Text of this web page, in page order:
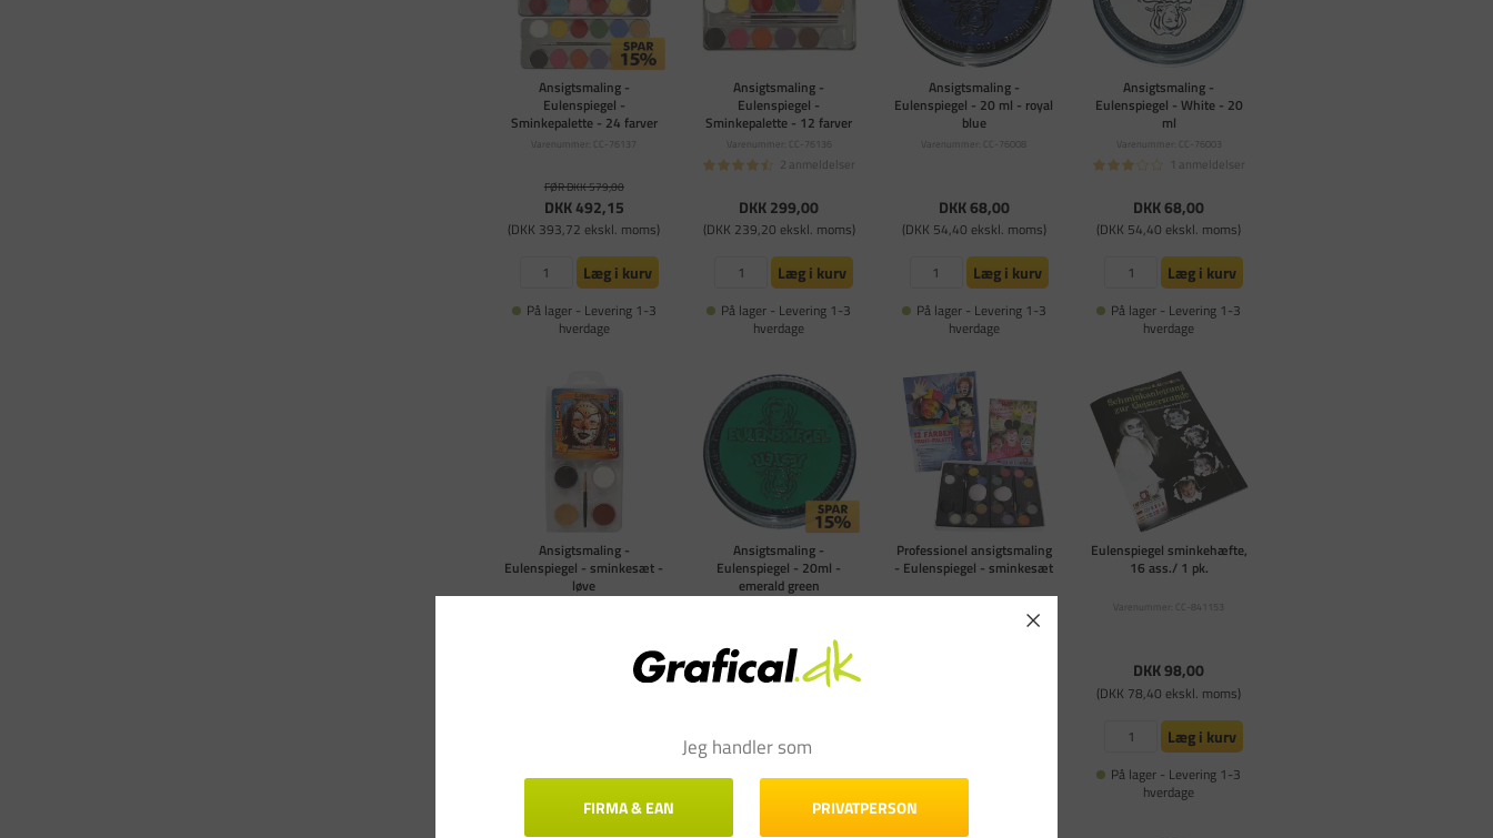
Ansigtsmaling -
Eulenspiegel -
Sminkepalette - 24 farver
Varenummer: CC-76137
FØR DKK 579,00
DKK 492,15
(DKK 393,72 ekskl. moms)
Læg i kurv
På lager - Levering 1-3
hverdage
Ansigtsmaling -
Eulenspiegel -
Sminkepalette - 12 farver
Varenummer: CC-76136
2 anmeldelser
DKK 299,00
(DKK 239,20 ekskl. moms)
Læg i kurv
På lager - Levering 1-3
hverdage
Ansigtsmaling -
Eulenspiegel - 20 ml - royal
blue
Varenummer: CC-76008
DKK 68,00
(DKK 54,40 ekskl. moms)
Læg i kurv
På lager - Levering 1-3
hverdage
Ansigtsmaling -
Eulenspiegel - White - 20
ml
Varenummer: CC-76003
1 anmeldelser
DKK 68,00
(DKK 54,40 ekskl. moms)
Læg i kurv
På lager - Levering 1-3
hverdage
Ansigtsmaling -
Eulenspiegel - sminkesæt -
løve
På lager - Levering 1-3
Ansigtsmaling -
Eulenspiegel - 20ml -
emerald green
FØR DKK 68,00
DKK 57,80
(DKK 46,24 ekskl. moms)
På lager - Levering 1-3
Professionel ansigtsmaling
- Eulenspiegel - sminkesæt
1 anmeldelser
På lager - Levering 1-3
Eulenspiegel sminkehæfte,
16 ass./ 1 pk.
Varenummer: CC-841153
DKK 98,00
(DKK 78,40 ekskl. moms)
Læg i kurv
På lager - Levering 1-3
hverdage
Jeg handler som
FIRMA & EAN PRIVATPERSON